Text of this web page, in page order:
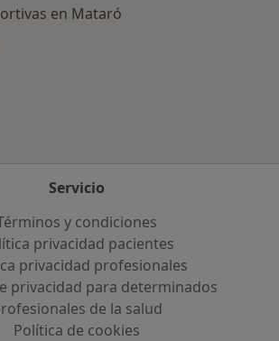
en Mataró
Servicio
y condiciones
privacidad pacientes
privacidad profesionales
privacidad para determinados
de la salud
Política de cookies